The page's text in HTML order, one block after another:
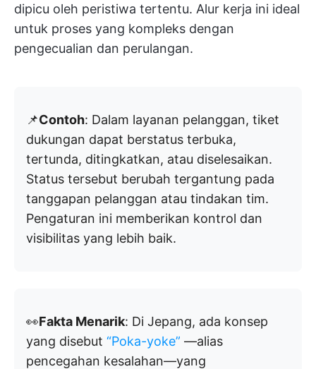
dipicu oleh peristiwa tertentu. Alur kerja ini ideal
untuk proses yang kompleks dengan
pengecualian dan perulangan.
📌Contoh: Dalam layanan pelanggan, tiket
dukungan dapat berstatus terbuka,
tertunda, ditingkatkan, atau diselesaikan.
Status tersebut berubah tergantung pada
tanggapan pelanggan atau tindakan tim.
Pengaturan ini memberikan kontrol dan
visibilitas yang lebih baik.
👀Fakta Menarik: Di Jepang, ada konsep
yang disebut “Poka-yoke” —alias
pencegahan kesalahan—yang